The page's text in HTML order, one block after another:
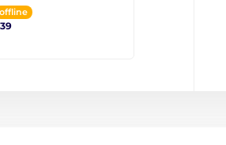
offline